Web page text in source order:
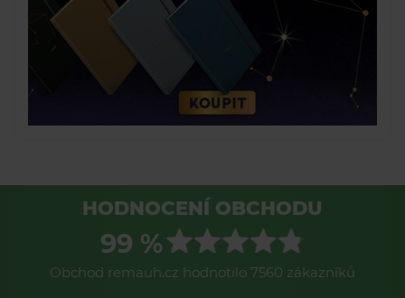
HODNOCENÍ OBCHODU
99 %
Obchod remauh.cz hodnotilo 7560 zákazníků